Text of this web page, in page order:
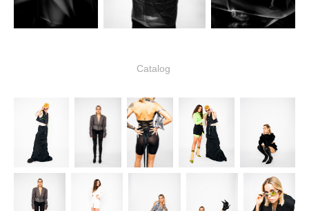
Catalog